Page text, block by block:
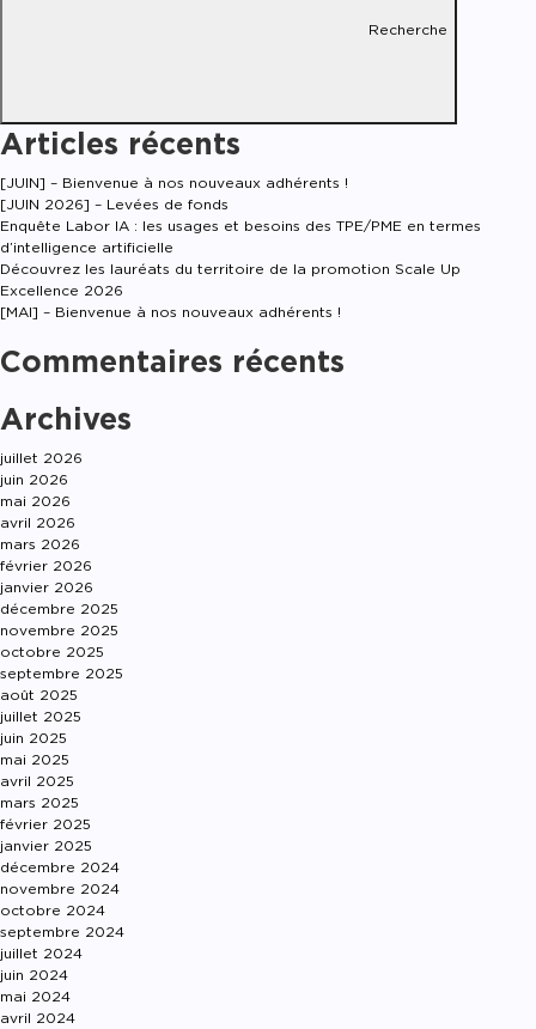
Recherche
Articles récents
[JUIN] – Bienvenue à nos nouveaux adhérents !
[JUIN 2026] – Levées de fonds
Enquête Labor IA : les usages et besoins des TPE/PME en termes
d’intelligence artificielle
Découvrez les lauréats du territoire de la promotion Scale Up
Excellence 2026
[MAI] – Bienvenue à nos nouveaux adhérents !
Commentaires récents
Archives
juillet 2026
juin 2026
mai 2026
avril 2026
mars 2026
février 2026
janvier 2026
décembre 2025
novembre 2025
octobre 2025
septembre 2025
août 2025
juillet 2025
juin 2025
mai 2025
avril 2025
mars 2025
février 2025
janvier 2025
décembre 2024
novembre 2024
octobre 2024
septembre 2024
juillet 2024
juin 2024
mai 2024
avril 2024